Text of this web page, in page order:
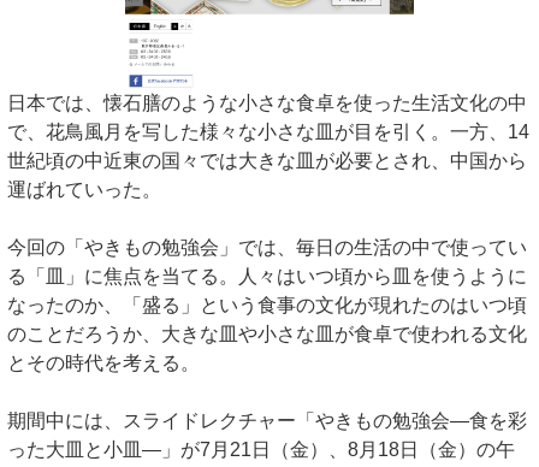
日本では、懐石膳のような小さな食卓を使った生活文化の中
で、花鳥風月を写した様々な小さな皿が目を引く。一方、14
世紀頃の中近東の国々では大きな皿が必要とされ、中国から
運ばれていった。
今回の「やきもの勉強会」では、毎日の生活の中で使ってい
る「皿」に焦点を当てる。人々はいつ頃から皿を使うように
なったのか、「盛る」という食事の文化が現れたのはいつ頃
のことだろうか、大きな皿や小さな皿が食卓で使われる文化
とその時代を考える。
期間中には、スライドレクチャー「やきもの勉強会―食を彩
った大皿と小皿―」が7月21日（金）、8月18日（金）の午